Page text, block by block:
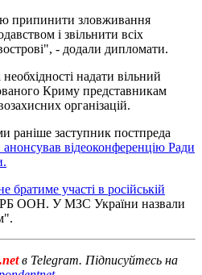
припинити зловживання
і звільнити всіх
- додали дипломати.
надати вільний
Криму представникам
організацій.
раніше заступник постпреда
відеоконференцію Ради
братиме участі в російській
ООН. У МЗС України назвали
в Telegram. Підписуйтесь на